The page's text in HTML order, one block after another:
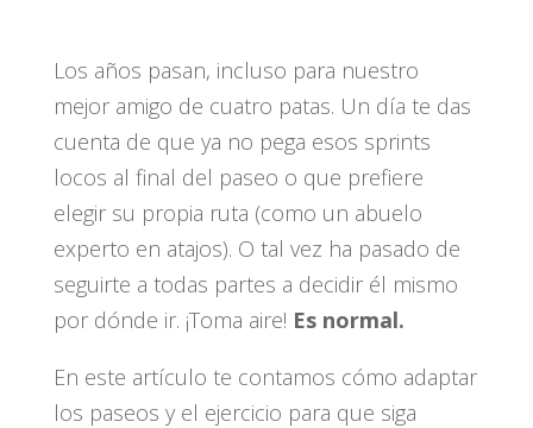
Los años pasan, incluso para nuestro
mejor amigo de cuatro patas. Un día te das
cuenta de que ya no pega esos sprints
locos al final del paseo o que prefiere
elegir su propia ruta (como un abuelo
experto en atajos). O tal vez ha pasado de
seguirte a todas partes a decidir él mismo
por dónde ir. ¡Toma aire! Es normal.
En este artículo te contamos cómo adaptar
los paseos y el ejercicio para que siga